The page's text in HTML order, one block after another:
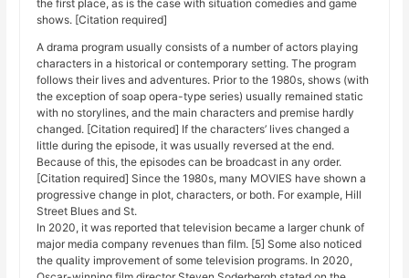
the first place, as is the case with situation comedies and game
shows. [Citation required]
A drama program usually consists of a number of actors playing
characters in a historical or contemporary setting. The program
follows their lives and adventures. Prior to the 1980s, shows (with
the exception of soap opera-type series) usually remained static
with no storylines, and the main characters and premise hardly
changed. [Citation required] If the characters’ lives changed a
little during the episode, it was usually reversed at the end.
Because of this, the episodes can be broadcast in any order.
[Citation required] Since the 1980s, many MOVIES have shown a
progressive change in plot, characters, or both. For example, Hill
Street Blues and St.
In 2020, it was reported that television became a larger chunk of
major media company revenues than film. [5] Some also noticed
the quality improvement of some television programs. In 2020,